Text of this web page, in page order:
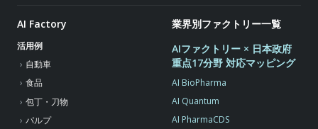
AI Factory
活用例
自動車
食品
包丁・刀物
パルプ
業界別ファクトリー一覧
AIファクトリー × 日本政府
重点17分野 対応マッピング
AI BioPharma
AI Quantum
AI PharmaCDS